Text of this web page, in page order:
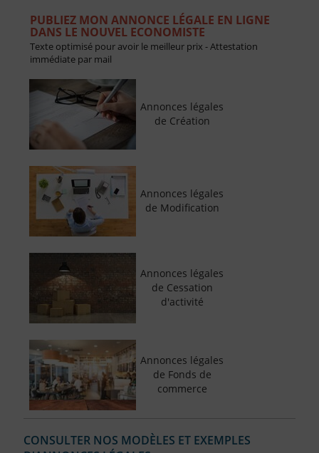
PUBLIEZ MON ANNONCE LÉGALE EN LIGNE
DANS LE NOUVEL ECONOMISTE
Texte optimisé pour avoir le meilleur prix - Attestation
immédiate par mail
Annonces légales
de Création
Annonces légales
de Modification
Annonces légales
de Cessation
d'activité
Annonces légales
de Fonds de
commerce
CONSULTER NOS MODÈLES ET EXEMPLES